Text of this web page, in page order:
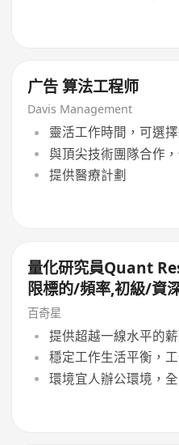
广告 算法工程师
Davis Management
靈活工作時間，可選
與頂尖技術團隊合作
提供醫療計劃
量化研究員Quant
限標的/頻率,初級/資
百奇星
提供超越一線水平的
穩定工作生活平衡，
環境宜人辦公環境，